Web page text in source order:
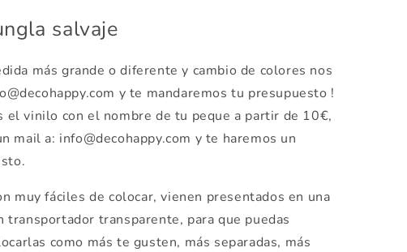
salvaje
más grande o diferente y cambio de colores nos
y te mandaremos tu presupuesto !
el vinilo con el nombre de tu peque a partir de 10€,
mail a: info@decohappy.com y te haremos un
muy fáciles de colocar, vienen presentados en una
transportador transparente, para que puedas
como más te gusten, más separadas, más